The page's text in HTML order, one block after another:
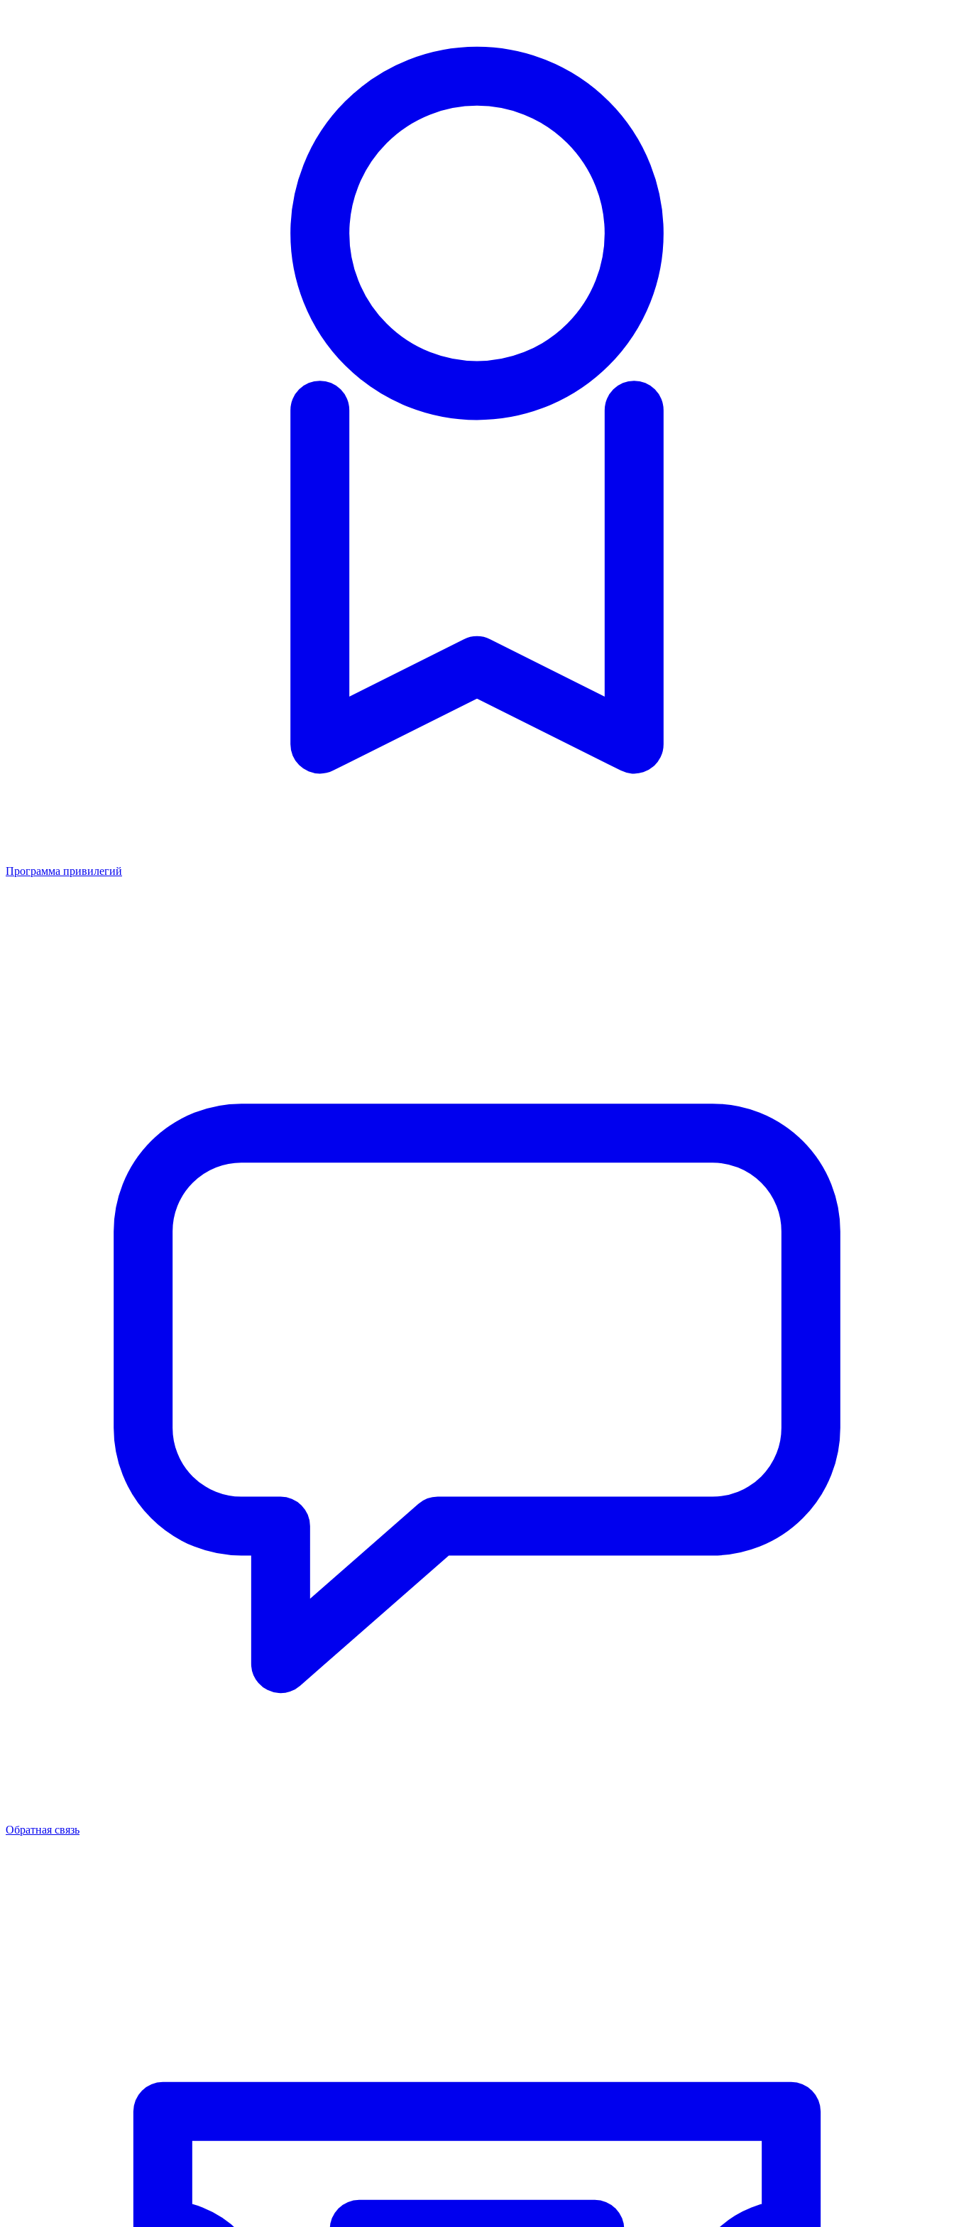
Программа привилегий
Обратная связь